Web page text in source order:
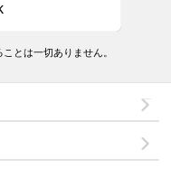
とは一切ありません。